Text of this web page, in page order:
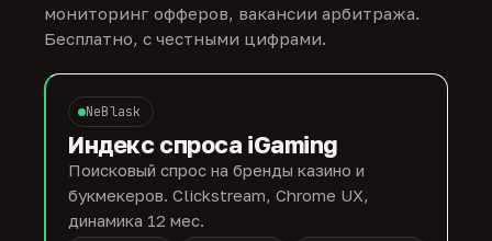
мониторинг офферов, вакансии арбитража.
Бесплатно, с честными цифрами.
NeBlask
Индекс спроса iGaming
Поисковый спрос на бренды казино и
букмекеров. Clickstream, Chrome UX,
динамика 12 мес.